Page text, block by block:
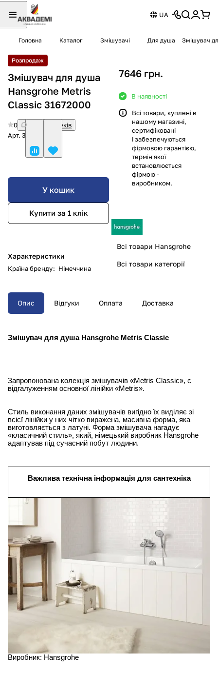
UA
Головна Каталог Змішувачі Для душа Змішувач
Розпродаж
Змішувач для душа
Hansgrohe Metris
Classic 31672000
0
Немає відгуків
Арт. 31672000
У кошик
Купити за 1 клiк
Характеристики
Країна бренду: Німеччина
7646 грн.
В наявності
Всі товари, куплені в
нашому магазині,
сертифіковані
і забезпечуються
фірмовою гарантією,
термін якої
встановлюється
фірмою -
виробником.
Всі товари Hansgrohe
Всі товари категорії
Опис Відгуки Оплата Доставка
Змішувач для душа Hansgrohe Metris Classic
Запропонована колекція змішувачів «Metris Classic», є
відгалуженням основної лінійки «Metris».
Стиль виконання даних змішувачів вигідно їх виділяє зі
всієї лінійки у них чітко виражена, масивна форма, яка
виготовляється з латуні. Форма змішувача нагадує
«класичний стиль», який, німецький виробник Hansgrohe
адаптував під сучасний побут людини.
Важлива технічна інформація для сантехніка
Виробник: Hansgrohe